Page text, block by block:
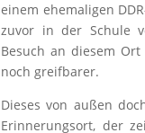
einem ehemaligen
zuvor in der Schule
Besuchan diesem Ort
noch greifbarer.
Diesesvon außen
Erinnerungsort, der